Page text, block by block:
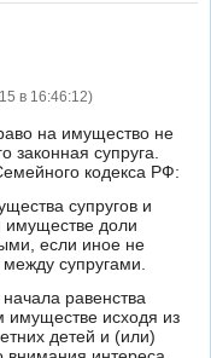
в 16:46:12)
на имущество не
законная супруга.
кодекса РФ:
супругов и
имуществе доли
если иное не
супругами.
равенства
имуществе исходя из
детей и (или)